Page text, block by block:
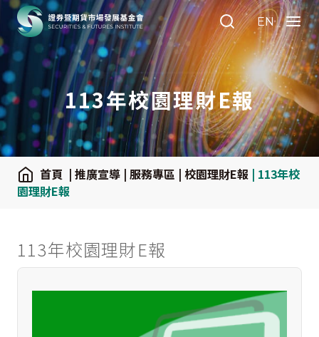
Search EN Menu
113年校園理財E報
首頁 | 推廣宣導 | 服務專區 | 校園理財E報 | 113年校
園理財E報
113年校園理財E報